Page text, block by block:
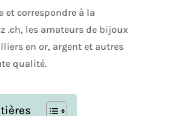
et correspondre à la
.ch, les amateurs de bijoux
en or, argent et autres
qualité.